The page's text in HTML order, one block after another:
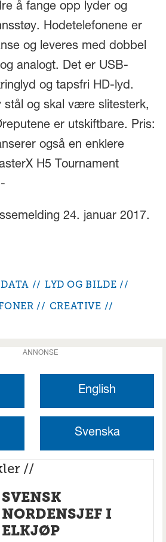
å fange opp lyder og
Hodetelefonene er
og leveres med dobbel
analogt. Det er USB-
og tapsfri HD-lyd.
stål og skal være slitesterk,
er utskiftbare. Pris:
også en enklere
H5 Tournament
24. januar 2017.
LYD OG BILDE
CREATIVE
ANNONSE
English
Svenska
//
SVENSK
NORDENSJEF I
ELKJØP